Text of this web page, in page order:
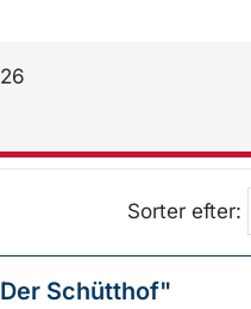
Sorter efter:
Schütthof"